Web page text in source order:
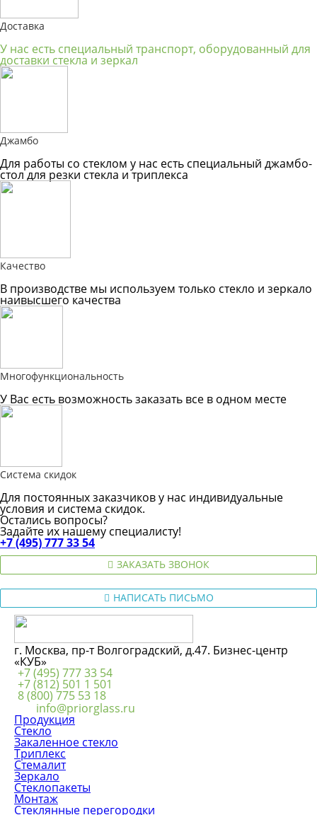
Доставка
У нас есть специальный транспорт, оборудованный для
доставки стекла и зеркал
Джамбо
Для работы со стеклом у нас есть специальный джамбо-
стол для резки стекла и триплекса
Качество
В производстве мы используем только стекло и зеркало
наивысшего качества
Многофункциональность
У Вас есть возможность заказать все в одном месте
Система скидок
Для постоянных заказчиков у нас индивидуальные
условия и система скидок.
Остались вопросы?
Задайте их нашему специалисту!
+7 (495) 777 33 54
ЗАКАЗАТЬ ЗВОНОК
НАПИСАТЬ ПИСЬМО
г. Москва, пр-т Волгоградский, д.47. Бизнес-центр
«КУБ»
+7 (495) 777 33 54
+7 (812) 501 1 501
8 (800) 775 53 18
info@priorglass.ru
Продукция
Стекло
Закаленное стекло
Триплекс
Стемалит
Зеркало
Стеклопакеты
Монтаж
Стеклянные перегородки